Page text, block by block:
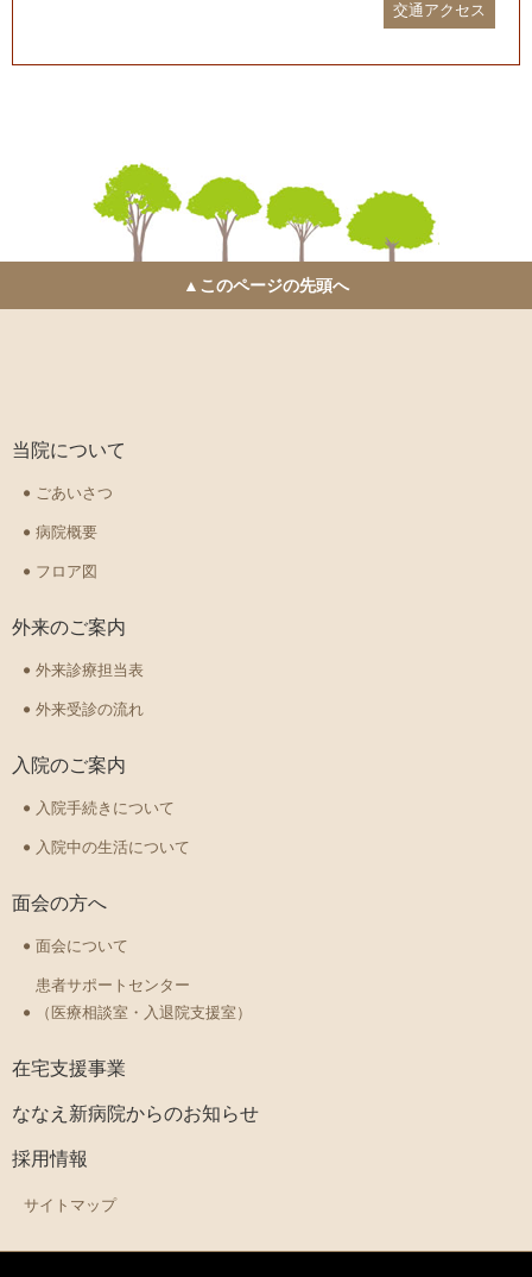
交通アクセス
▲このページの先頭へ
当院について
ごあいさつ
病院概要
フロア図
外来のご案内
外来診療担当表
外来受診の流れ
入院のご案内
入院手続きについて
入院中の生活について
面会の方へ
面会について
患者サポートセンター
（医療相談室・入退院支援室）
在宅支援事業
ななえ新病院からのお知らせ
採用情報
サイトマップ